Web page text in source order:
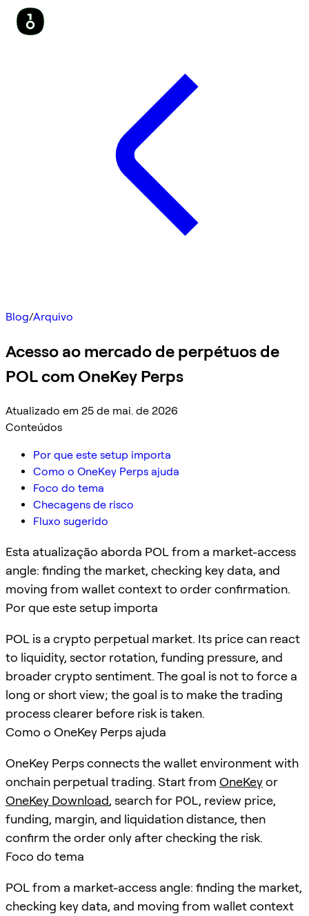
Blog/Arquivo
Acesso ao mercado de perpétuos de
POL com OneKey Perps
Atualizado em 25 de mai. de 2026
Conteúdos
Por que este setup importa
Como o OneKey Perps ajuda
Foco do tema
Checagens de risco
Fluxo sugerido
Esta atualização aborda POL from a market-access
angle: finding the market, checking key data, and
moving from wallet context to order confirmation.
Por que este setup importa
POL is a crypto perpetual market. Its price can react
to liquidity, sector rotation, funding pressure, and
broader crypto sentiment. The goal is not to force a
long or short view; the goal is to make the trading
process clearer before risk is taken.
Como o OneKey Perps ajuda
OneKey Perps connects the wallet environment with
onchain perpetual trading. Start from OneKeyor
OneKey Download, search for POL, review price,
funding, margin, and liquidation distance, then
confirm the order only after checking the risk.
Foco do tema
POL from a market-access angle: finding the market,
checking key data, and moving from wallet context